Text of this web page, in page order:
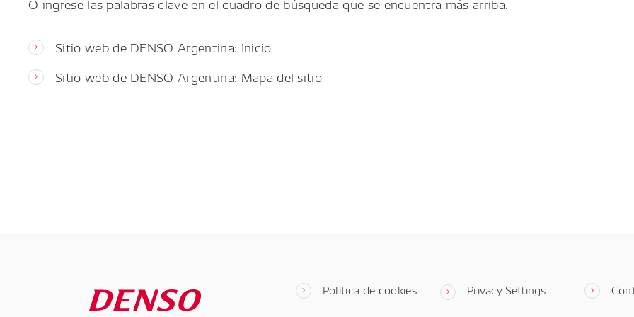
Sitio web de DENSO Argentina: Inicio
Sitio web de DENSO Argentina: Mapa del sitio
Política de cookies Privacy Settings